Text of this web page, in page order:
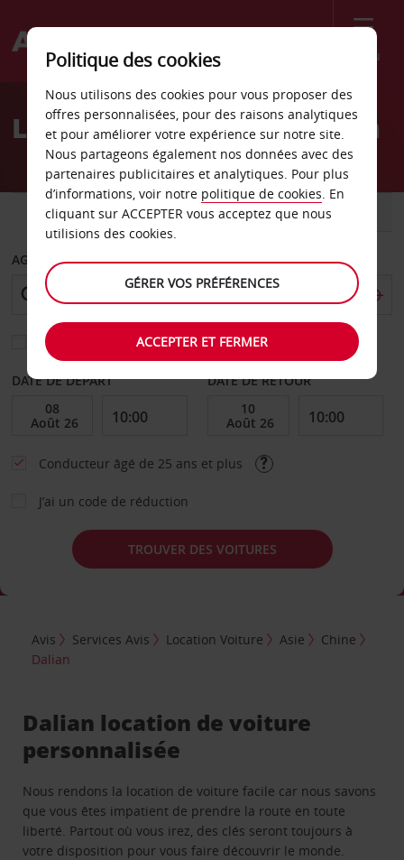
Menu
Welcome
AvisLocation de voiture Dalian
VOITURE UTILITAIRE
AGENCE DE DÉPART
Sélectionnez une autre agence de retour
DATE DE DÉPART DATE DE RETOUR
Conducteur âgé de 25 ans et plus
J’ai un code de réduction
TROUVER DES VOITURES
Avis Services Avis Location Voiture Asie
Chine
Dalian
Dalian location de voiture
personnalisée
Nous rendons la location de voiture facile car nous savons
que vous êtes impatient de prendre la route en toute
liberté. Partout où vous irez, des clés seront toujours à
votre disposition pour vous faire découvrir le monde.
Politique des cookies
Nous utilisons des cookies pour vous proposer des
offres personnalisées, pour des raisons analytiques
et pour améliorer votre expérience sur notre site.
Nous partageons également nos données avec des
partenaires publicitaires et analytiques. Pour plus
d’informations, voir notre politique de cookies. En
cliquant sur ACCEPTER vous acceptez que nous
utilisions des cookies.
GÉRER VOS PRÉFÉRENCES
ACCEPTER ET FERMER